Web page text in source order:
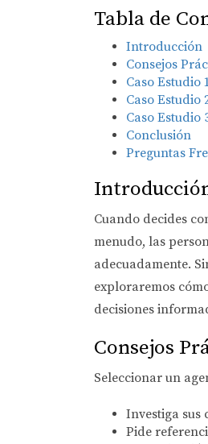
Tabla de
Introducción
Consejos
Caso
Caso Estudio
Caso Estudio
Conclusión
Preguntas
Cuando decides
menudo, las
adecuadamente.
exploraremos
decisiones
Consejos
Seleccionar un
Investiga sus
Pide